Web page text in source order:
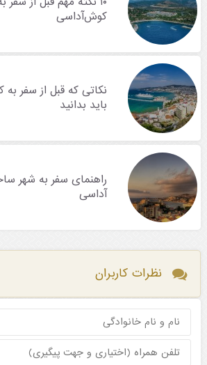
کوش‌آداسی
نکاتی که قبل از سفر
باید بدانید
راهنمای سفر به شهر
آداسی
نظرات کاربران